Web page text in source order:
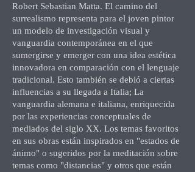
Robert Sebastian Matta. El camino del
surrealismo representa para el joven pintor
un modelo de investigación visual y
vanguardia contemporánea en el que
sumergirse y emerger con una idea estética
innovadora en comparación con el lenguaje
tradicional. Esto también se debió a ciertas
influencias a su llegada a Italia; La
vanguardia alemana e italiana, enriquecida
por las experiencias conceptuales de
mediados del siglo XX. Los temas favoritos
en sus obras están inspirados en "estados de
ánimo" o sugeridos por la meditación sobre
temas como "distancias" y otros que están